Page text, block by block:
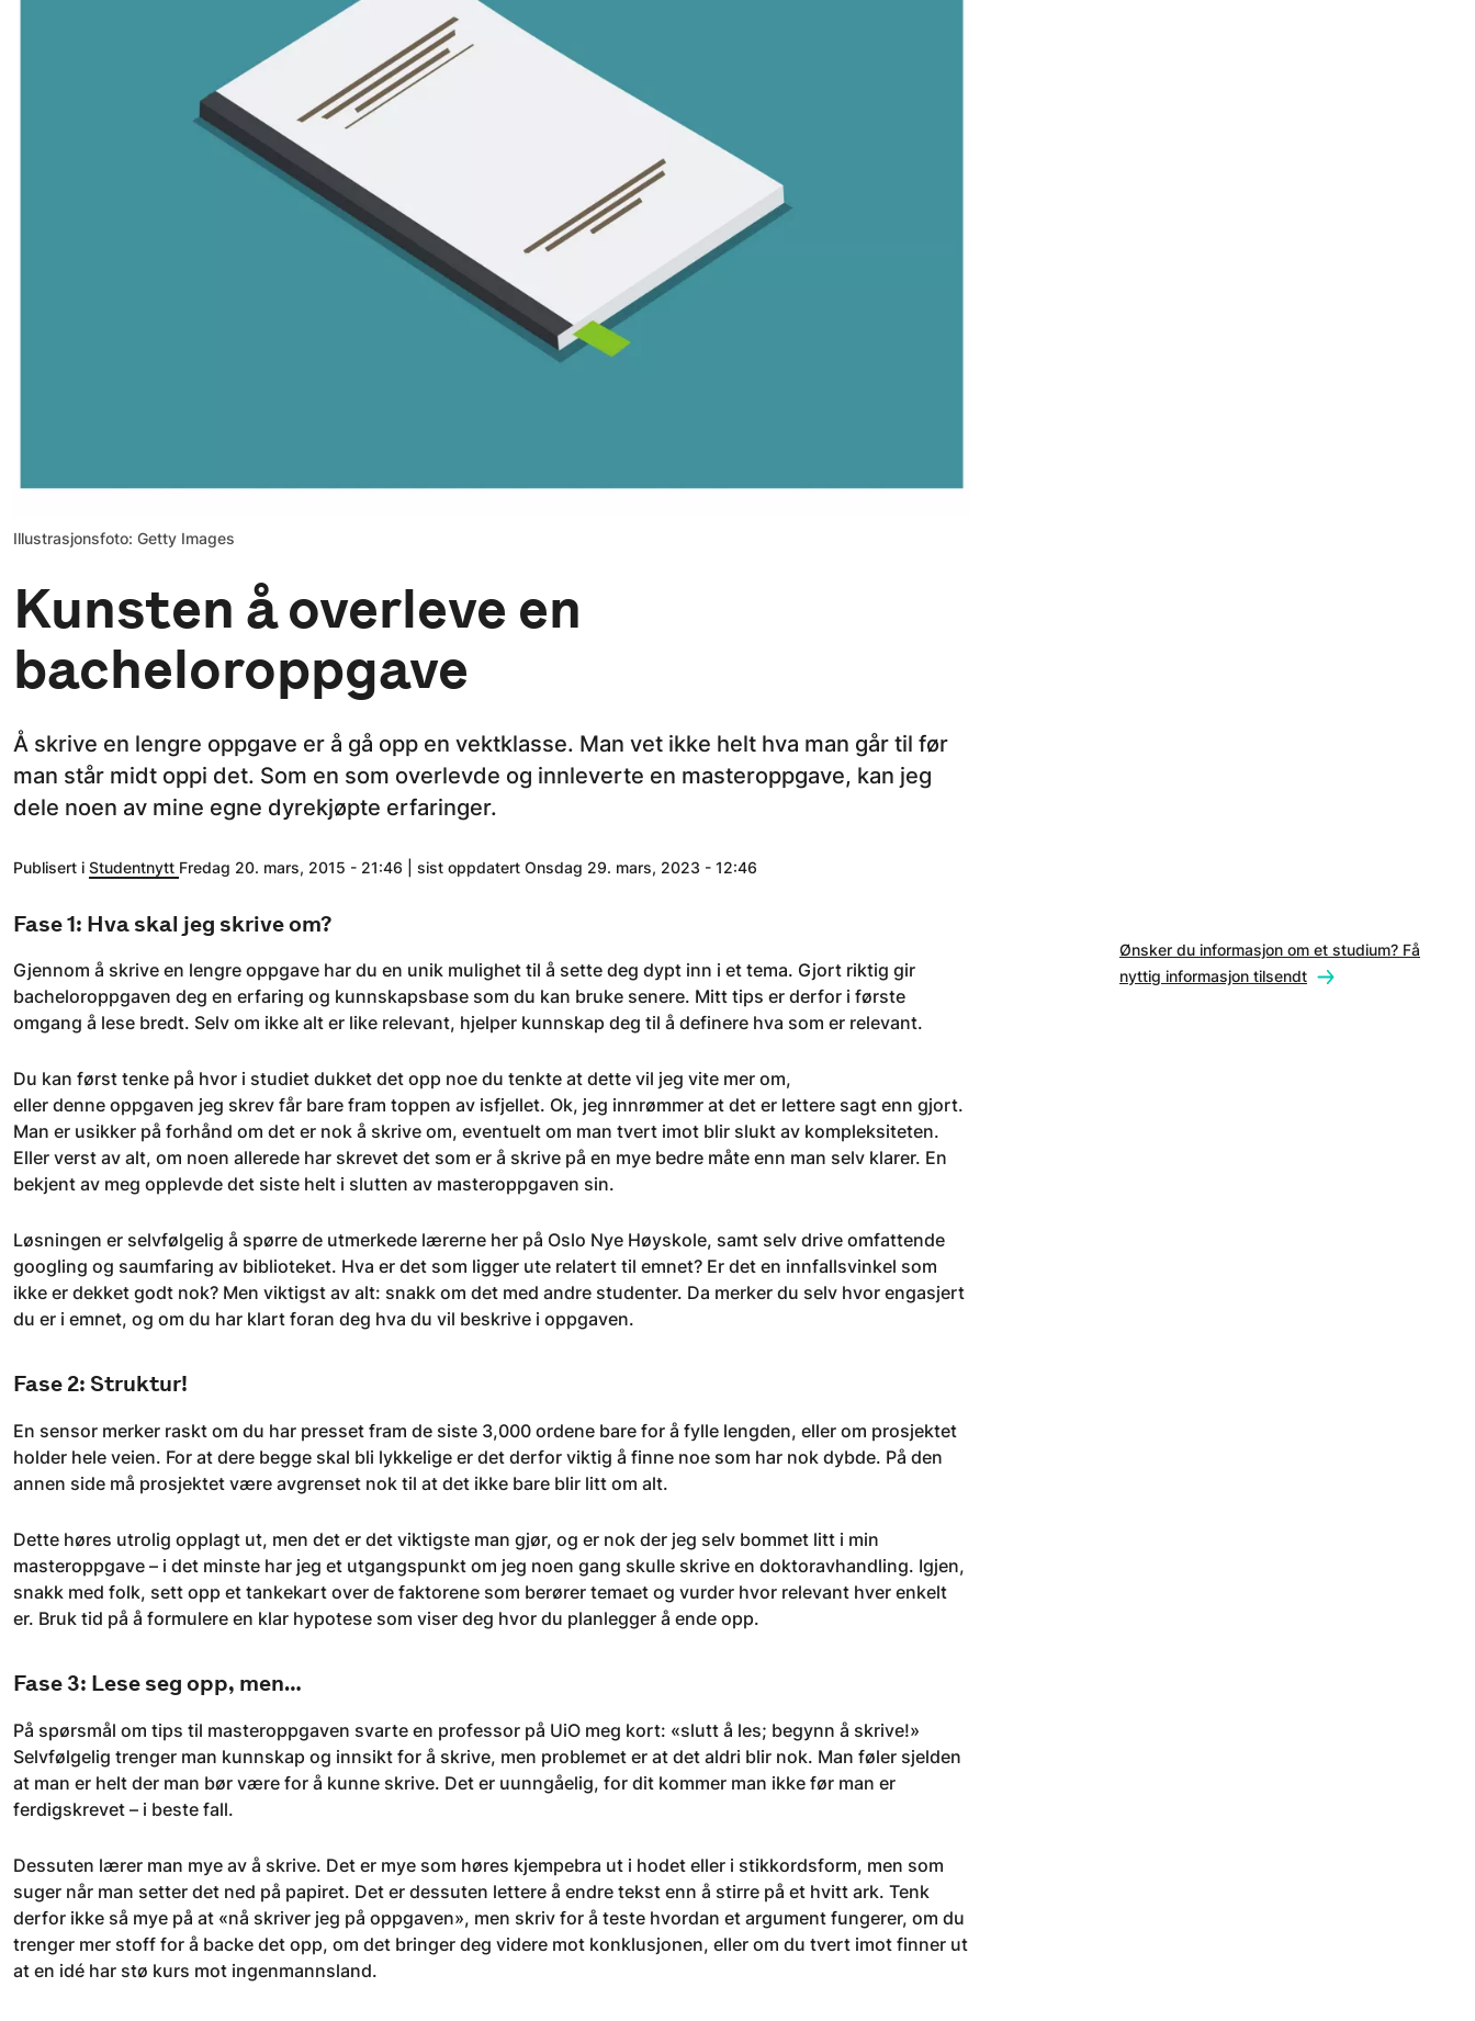
Illustrasjonsfoto: Getty Images
Kunsten å overleve en
bacheloroppgave
Å skrive en lengre oppgave er å gå opp en vektklasse. Man vet ikke helt hva man går til før
man står midt oppi det. Som en som overlevde og innleverte en masteroppgave, kan jeg
dele noen av mine egne dyrekjøpte erfaringer.
Publisert i Studentnytt Fredag 20. mars, 2015 - 21:46 | sist oppdatert Onsdag 29. mars, 2023 - 12:46
Fase 1: Hva skal jeg skrive om?
Gjennom å skrive en lengre oppgave har du en unik mulighet til å sette deg dypt inn i et tema. Gjort riktig gir
bacheloroppgaven deg en erfaring og kunnskapsbase som du kan bruke senere. Mitt tips er derfor i første
omgang å lese bredt. Selv om ikke alt er like relevant, hjelper kunnskap deg til å definere hva som er relevant.
Du kan først tenke på hvor i studiet dukket det opp noe du tenkte at dette vil jeg vite mer om,
eller denne oppgaven jeg skrev får bare fram toppen av isfjellet. Ok, jeg innrømmer at det er lettere sagt enn gjort.
Man er usikker på forhånd om det er nok å skrive om, eventuelt om man tvert imot blir slukt av kompleksiteten.
Eller verst av alt, om noen allerede har skrevet det som er å skrive på en mye bedre måte enn man selv klarer. En
bekjent av meg opplevde det siste helt i slutten av masteroppgaven sin.
Løsningen er selvfølgelig å spørre de utmerkede lærerne her på Oslo Nye Høyskole, samt selv drive omfattende
googling og saumfaring av biblioteket. Hva er det som ligger ute relatert til emnet? Er det en innfallsvinkel som
ikke er dekket godt nok? Men viktigst av alt: snakk om det med andre studenter. Da merker du selv hvor engasjert
du er i emnet, og om du har klart foran deg hva du vil beskrive i oppgaven.
Fase 2: Struktur!
En sensor merker raskt om du har presset fram de siste 3,000 ordene bare for å fylle lengden, eller om prosjektet
holder hele veien. For at dere begge skal bli lykkelige er det derfor viktig å finne noe som har nok dybde. På den
annen side må prosjektet være avgrenset nok til at det ikke bare blir litt om alt.
Dette høres utrolig opplagt ut, men det er det viktigste man gjør, og er nok der jeg selv bommet litt i min
masteroppgave – i det minste har jeg et utgangspunkt om jeg noen gang skulle skrive en doktoravhandling. Igjen,
snakk med folk, sett opp et tankekart over de faktorene som berører temaet og vurder hvor relevant hver enkelt
er. Bruk tid på å formulere en klar hypotese som viser deg hvor du planlegger å ende opp.
Fase 3: Lese seg opp, men…
På spørsmål om tips til masteroppgaven svarte en professor på UiO meg kort: «slutt å les; begynn å skrive!»
Selvfølgelig trenger man kunnskap og innsikt for å skrive, men problemet er at det aldri blir nok. Man føler sjelden
at man er helt der man bør være for å kunne skrive. Det er uunngåelig, for dit kommer man ikke før man er
ferdigskrevet – i beste fall.
Dessuten lærer man mye av å skrive. Det er mye som høres kjempebra ut i hodet eller i stikkordsform, men som
suger når man setter det ned på papiret. Det er dessuten lettere å endre tekst enn å stirre på et hvitt ark. Tenk
derfor ikke så mye på at «nå skriver jeg på oppgaven», men skriv for å teste hvordan et argument fungerer, om du
trenger mer stoff for å backe det opp, om det bringer deg videre mot konklusjonen, eller om du tvert imot finner ut
at en idé har stø kurs mot ingenmannsland.
Ønsker du informasjon om et studium? Få
nyttig informasjon tilsendt